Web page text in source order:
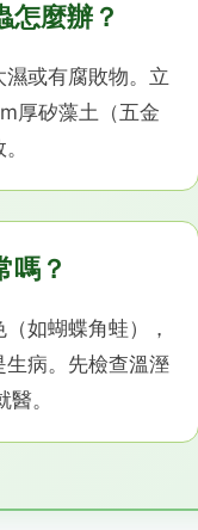
怎麼辦？
或有腐敗物。立
厚矽藻土（五金
嗎？
如蝴蝶角蛙），
病。先檢查溫溼
。